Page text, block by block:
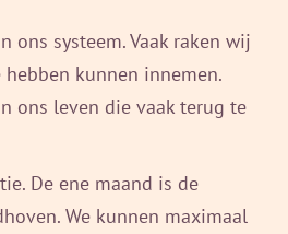
systeem. Vaak raken wij
kunnen innemen.
ons leven die vaak terug te
De ene maand is de
We kunnen maximaal